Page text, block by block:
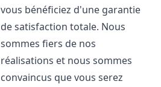
vous bénéficiez d'une garantie
de satisfaction totale. Nous
sommes fiers de nos
réalisations et nous sommes
convaincus que vous serez